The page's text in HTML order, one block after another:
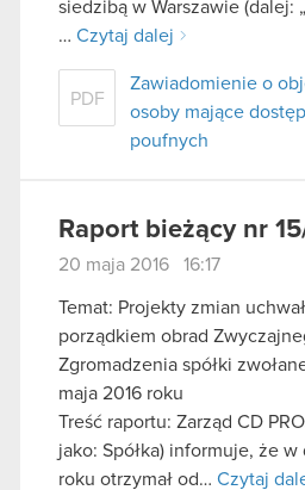
używanie plików cookie.
siedzibą w Warszawie (dalej:
… Czytaj dalej
PDF
Zawiadomienie o
osoby mające
poufnych
Raport bieżący nr
20 maja 2016 16:17
Temat: Projekty zmian
porządkiem obrad
Zgromadzenia spółki
maja 2016 roku
Treść raportu: Zarząd CD
jako: Spółka) informuje, że
roku otrzymał od… Czytaj